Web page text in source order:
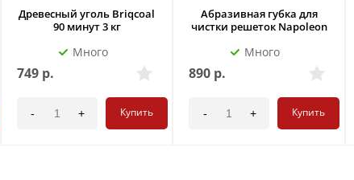
Древесный уголь Briqcoal
90 минут 3 кг
Много
749р.
- + Купить
Абразивная губка для
чистки решеток Napoleon
Много
890 р.
- + Купить